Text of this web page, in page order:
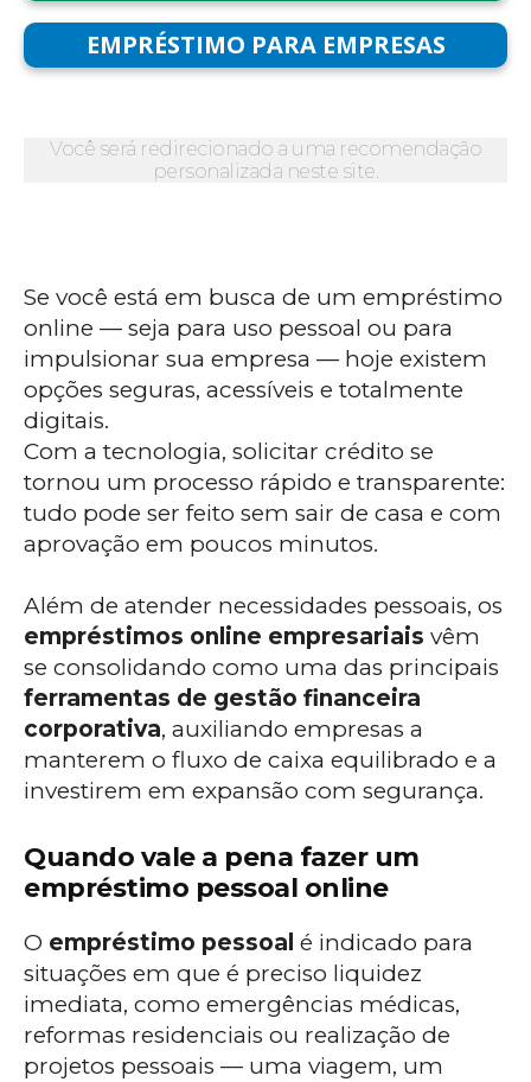
EMPRÉSTIMO PARA EMPRESAS
Você será redirecionado a uma recomendação
personalizada neste site.
Se você está em busca de um empréstimo
online — seja para uso pessoal ou para
impulsionar sua empresa — hoje existem
opções seguras, acessíveis e totalmente
digitais.
Com a tecnologia, solicitar crédito se
tornou um processo rápido e transparente:
tudo pode ser feito sem sair de casa e com
aprovação em poucos minutos.
Além de atender necessidades pessoais, os
empréstimos online empresariais vêm
se consolidando como uma das principais
ferramentas de gestão financeira
corporativa, auxiliando empresas a
manterem o fluxo de caixa equilibrado e a
investirem em expansão com segurança.
Quando vale a pena fazer um
empréstimo pessoal online
O empréstimo pessoal é indicado para
situações em que é preciso liquidez
imediata, como emergências médicas,
reformas residenciais ou realização de
projetos pessoais — uma viagem, um